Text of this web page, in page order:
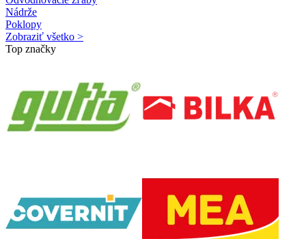
Nádrže
Poklopy
Zobraziť všetko >
Top značky